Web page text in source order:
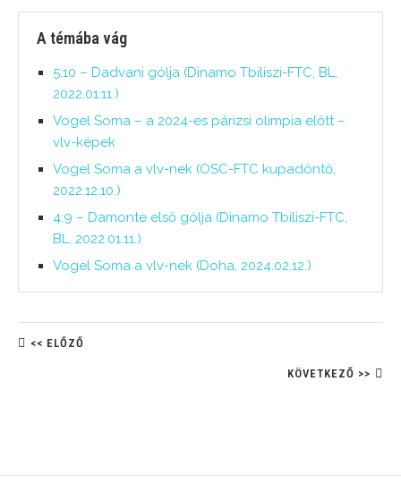
A témába vág
5:10 – Dadvani gólja (Dinamo Tbiliszi-FTC, BL,
2022.01.11.)
Vogel Soma – a 2024-es párizsi olimpia előtt –
vlv-képek
Vogel Soma a vlv-nek (OSC-FTC kupadöntő,
2022.12.10.)
4:9 – Damonte első gólja (Dinamo Tbiliszi-FTC,
BL, 2022.01.11.)
Vogel Soma a vlv-nek (Doha, 2024.02.12.)
<< ELŐZŐ
KÖVETKEZŐ >>